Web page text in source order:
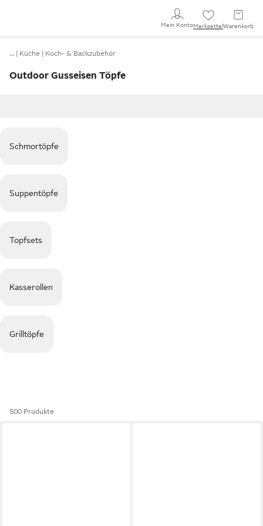
Mein KontoMerkzettel Warenkorb
… Küche Koch- & Backzubehör
Outdoor Gusseisen Töpfe
Schmortöpfe
Suppentöpfe
Topfsets
Kasserollen
Grilltöpfe
500 Produkte